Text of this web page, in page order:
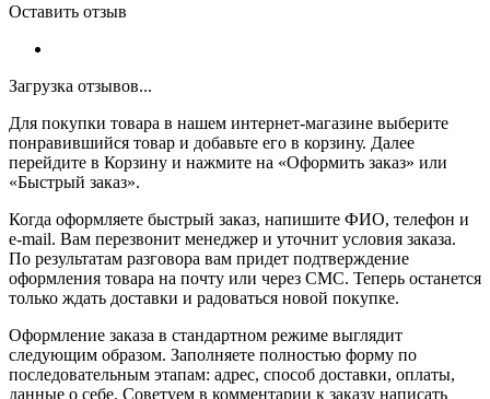
Оставить отзыв
Загрузка отзывов...
Для покупки товара в нашем интернет-магазине выберите
понравившийся товар и добавьте его в корзину. Далее
перейдите в Корзину и нажмите на «Оформить заказ» или
«Быстрый заказ».
Когда оформляете быстрый заказ, напишите ФИО, телефон и
e-mail. Вам перезвонит менеджер и уточнит условия заказа.
По результатам разговора вам придет подтверждение
оформления товара на почту или через СМС. Теперь останется
только ждать доставки и радоваться новой покупке.
Оформление заказа в стандартном режиме выглядит
следующим образом. Заполняете полностью форму по
последовательным этапам: адрес, способ доставки, оплаты,
данные о себе. Советуем в комментарии к заказу написать